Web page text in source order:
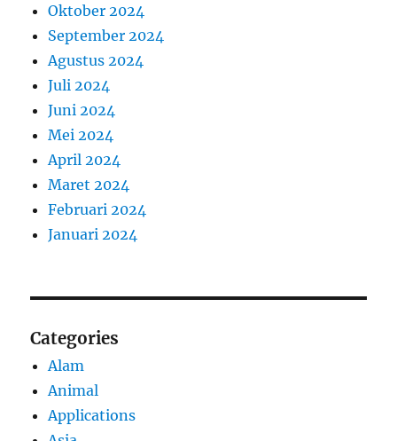
Oktober 2024
September 2024
Agustus 2024
Juli 2024
Juni 2024
Mei 2024
April 2024
Maret 2024
Februari 2024
Januari 2024
Categories
Alam
Animal
Applications